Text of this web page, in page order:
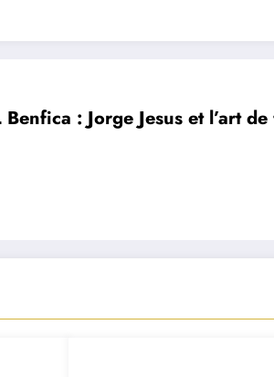
Benfica : Jorge Jesus et l’art